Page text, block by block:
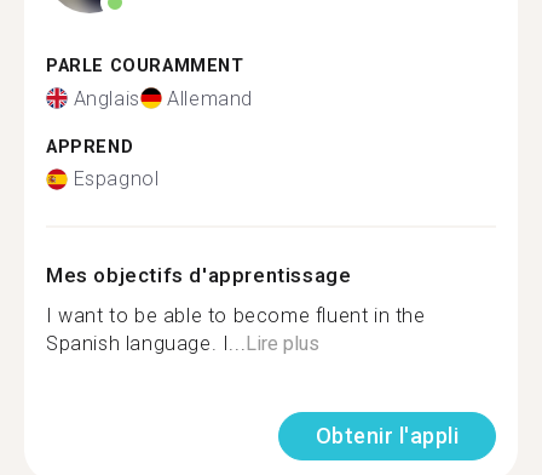
PARLE COURAMMENT
Anglais Allemand
APPREND
Espagnol
Mes objectifs d'apprentissage
I want to be able to become fluent in the
Spanish language. I...Lire plus
Obtenir l'appli